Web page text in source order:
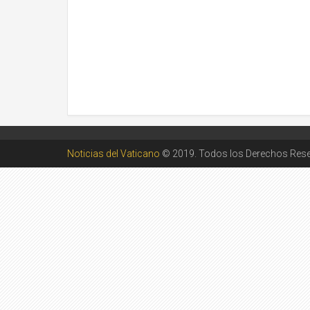
Noticias del Vaticano © 2019. Todos los Derechos